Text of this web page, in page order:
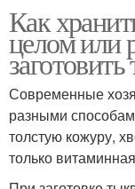
Как
целом или
Современные
разными
толстую кожуру,
только